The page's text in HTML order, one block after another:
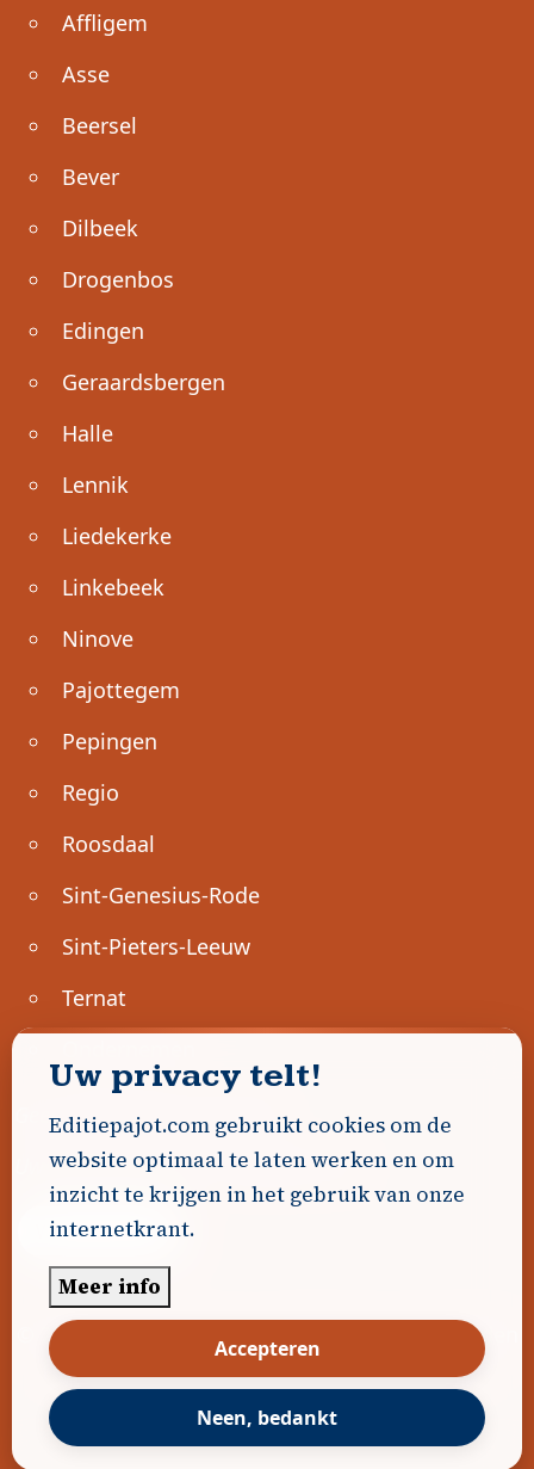
Affligem
Asse
Beersel
Bever
Dilbeek
Drogenbos
Edingen
Geraardsbergen
Halle
Lennik
Liedekerke
Linkebeek
Ninove
Pajottegem
Pepingen
Regio
Roosdaal
Sint-Genesius-Rode
Sint-Pieters-Leeuw
Ternat
Geen advertenties gevonden.
Uw advertentie hier? Contacteer ons!
Word Partner!
© 2026 Editiepajot.com
Algemene voorwaarden
|Disclaimer Privacybeleid Cookiebeleid|
Gerealiseerd doorDavidHosse.net
Uw privacy telt!
Editiepajot.com gebruikt cookies om de
website optimaal te laten werken en om
inzicht te krijgen in het gebruik van onze
internetkrant.
Meer info
Accepteren
Neen, bedankt